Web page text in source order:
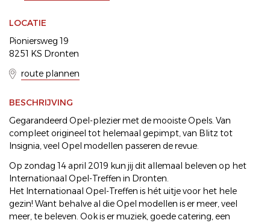
LOCATIE
Pioniersweg 19
8251 KS Dronten
route plannen
BESCHRIJVING
Gegarandeerd Opel-plezier met de mooiste Opels. Van
compleet origineel tot helemaal gepimpt, van Blitz tot
Insignia, veel Opel modellen passeren de revue.
Op zondag 14 april 2019 kun jij dit allemaal beleven op het
Internationaal Opel-Treffen in Dronten.
Het Internationaal Opel-Treffen is hét uitje voor het hele
gezin! Want behalve al die Opel modellen is er meer, veel
meer, te beleven. Ook is er muziek, goede catering, een